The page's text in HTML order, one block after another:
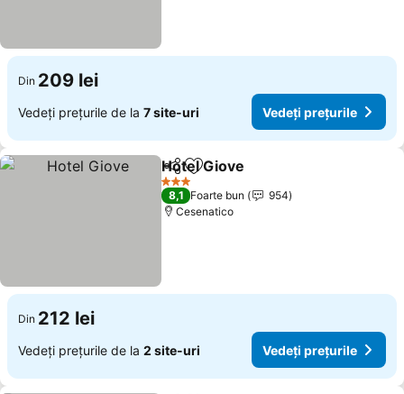
Din 209 lei
Vedeți prețurile de la 7 site-uri Vedeți prețurile
DistribuițiAdăugaţi la favorite
Hotel Giove
3 Stele
8,1 Foarte bun
954
Cesenatico
Din 212 lei
Vedeți prețurile de la 2 site-uri Vedeți prețurile